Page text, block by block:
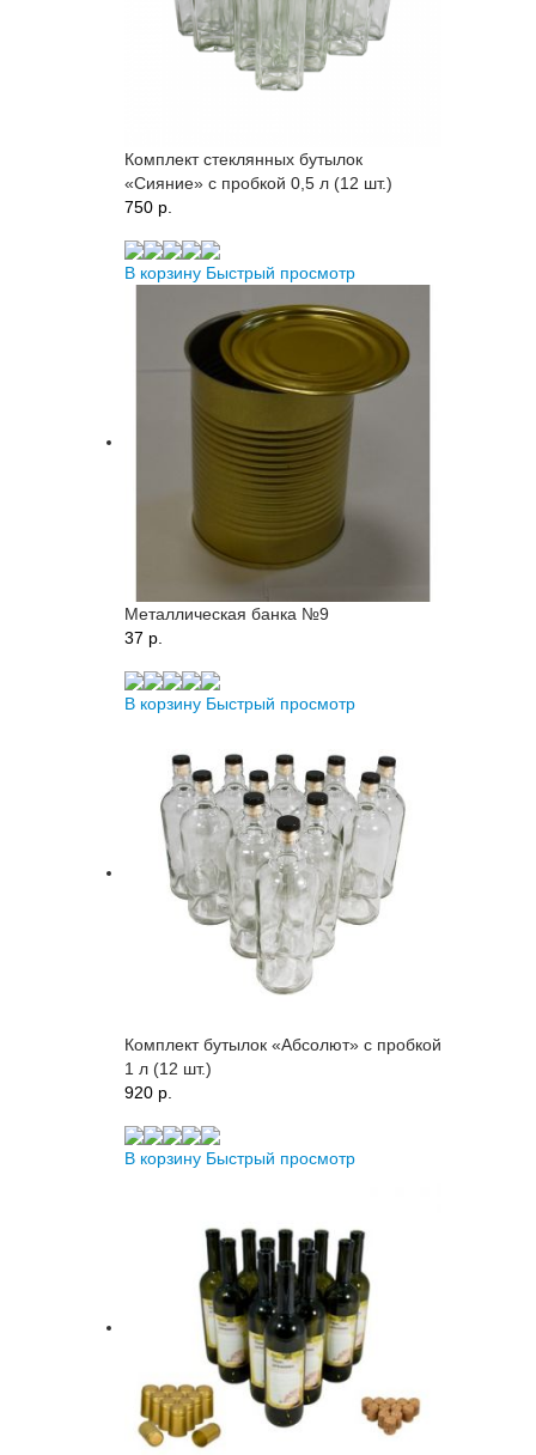
Комплект стеклянных бутылок
«Сияние» с пробкой 0,5 л (12 шт.)
750 p.
В корзину Быстрый просмотр
Металлическая банка №9
37 p.
В корзину Быстрый просмотр
Комплект бутылок «Абсолют» с пробкой
1 л (12 шт.)
920 p.
В корзину Быстрый просмотр